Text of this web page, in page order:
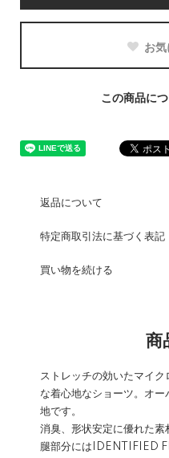
お
この商品に
返品について
特定商取引法に基づく表記
買い物を続ける
商
ストレッチの効いたマイ
な着心地なショーツ。オ
地です。
消臭、形状安定に優れた素
腿部分にはIDENTIFIED